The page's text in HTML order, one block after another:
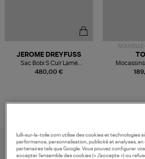
480,00 €
JEROME DREYFUSS
Sac Bobi S Cuir Lamé
Champagne
NOUVELLE
lulli-sur-la-toile.com utilise des cookies et technologies
performance, personnalisation, publicité et analyses,
partenaires tels que Google. Vous pouvez configurer
accepter l’ensemble des cookies (« J’accepte ») ou